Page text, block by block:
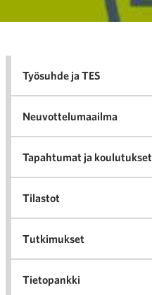
Työsuhde ja TES
Neuvottelumaailma
Tapahtumat ja koulutukset
Tilastot
Tutkimukset
Tietopankki